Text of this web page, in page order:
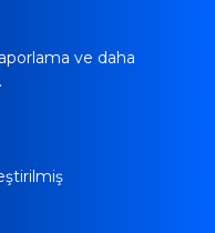
ve daha